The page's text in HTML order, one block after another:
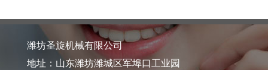
潍坊圣旋机械有限公司
地址：山东潍坊潍城区军埠口工业园